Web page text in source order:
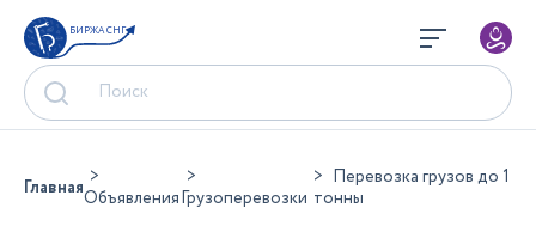
БИРЖА СНГ
ГлавнаяОбъявленияГрузоперевозки
Перевозка грузов до 1
тонны